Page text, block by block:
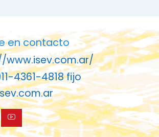
en contacto
www.isev.com.ar/
4361-4818 fijo